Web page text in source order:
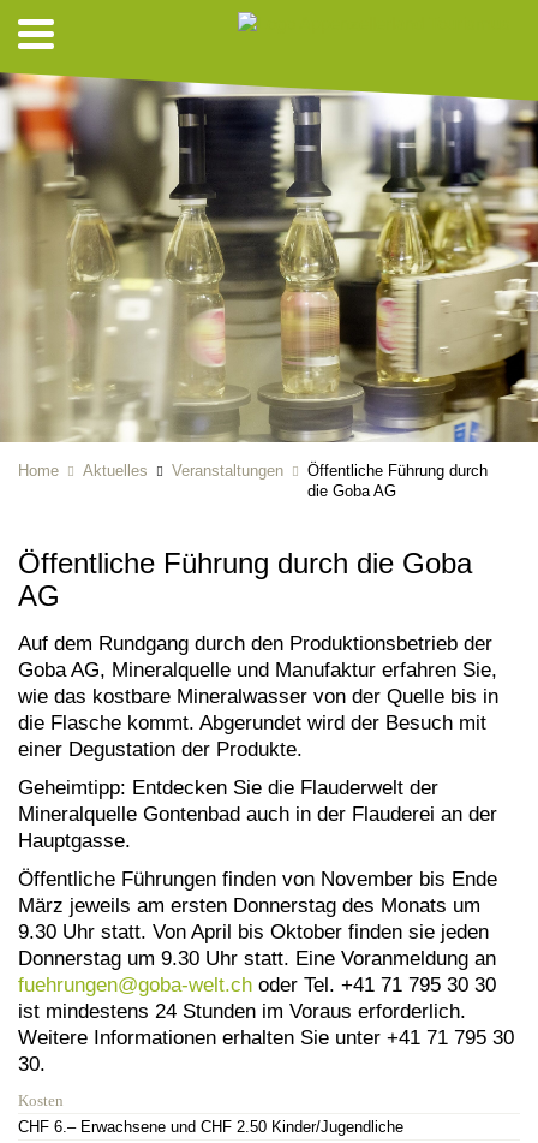
Home Aktuelles Veranstaltungen
Öffentliche Führung durch
die Goba AG
Öffentliche Führung durch die Goba
AG
Auf dem Rundgang durch den Produktionsbetrieb der
Goba AG, Mineralquelle und Manufaktur erfahren Sie,
wie das kostbare Mineralwasser von der Quelle bis in
die Flasche kommt. Abgerundet wird der Besuch mit
einer Degustation der Produkte.
Geheimtipp: Entdecken Sie die Flauderwelt der
Mineralquelle Gontenbad auch in der Flauderei an der
Hauptgasse.
Öffentliche Führungen finden von November bis Ende
März jeweils am ersten Donnerstag des Monats um
9.30 Uhr statt. Von April bis Oktober finden sie jeden
Donnerstag um 9.30 Uhr statt.
Eine Voranmeldung an
fuehrungen@goba-welt.ch oder Tel. +41 71 795 30 30
ist mindestens 24 Stunden im Voraus erforderlich.
Weitere Informationen erhalten Sie unter +41 71 795 30
30.
Kosten
CHF 6.– Erwachsene und CHF 2.50 Kinder/Jugendliche